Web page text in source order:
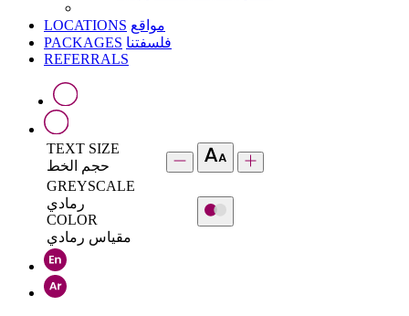
LOCATIONS مواقع
PACKAGES فلسفتنا
REFERRALS
TEXT SIZE
حجم الخط
GREYSCALE
رمادي
COLOR
مقياس رمادي